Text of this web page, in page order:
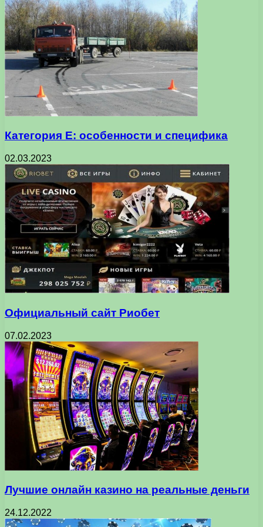
Категория Е: особенности и специфика
02.03.2023
Официальный сайт Риобет
07.02.2023
Лучшие онлайн казино на реальные деньги
24.12.2022